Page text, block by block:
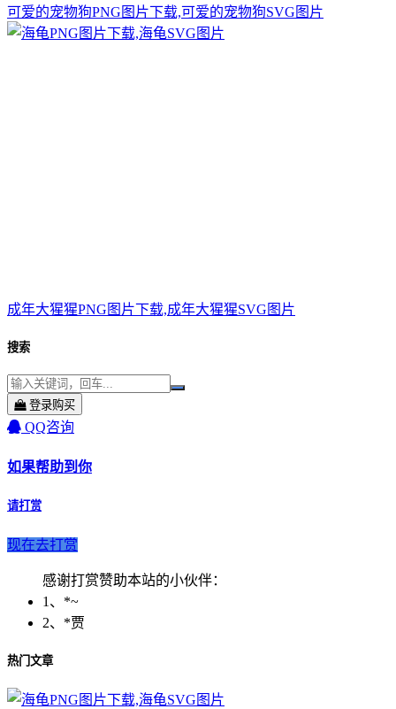
可爱的宠物狗PNG图片下载,可爱的宠物狗SVG图片
成年大猩猩PNG图片下载,成年大猩猩SVG图片
搜索
登录购买
QQ咨询
如果帮助到你
请打赏
现在去打赏
感谢打赏赞助本站的小伙伴：
1、*~
2、*贾
热门文章